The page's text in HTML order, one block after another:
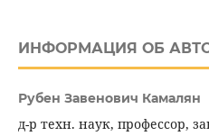
ИНФОРМАЦИЯ ОБ
Рубен Завенович Камалян
д-р техн. наук, профессор,